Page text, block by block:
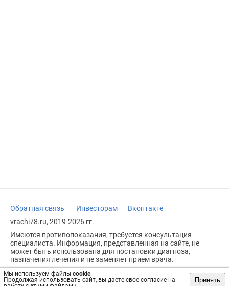
Мы используем файлы cookie.
Продолжая использовать сайт, вы даете свое согласие на
Принять
Обратная связь Инвесторам
Вконтакте
vrachi78.ru, 2019-2026 гг.
Имеются противопоказания, требуется консультация
специалиста. Информация, представленная на сайте, не
может быть использована для постановки диагноза,
назначения лечения и не заменяет прием врача.
Возрастное ограничение: 18+